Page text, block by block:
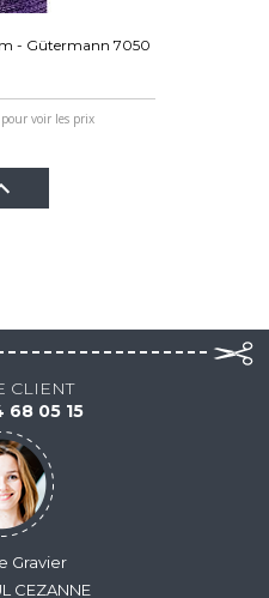
- Gütermann 7050
voir les prix
CLIENT
68 05 15
Gravier
CEZANNE